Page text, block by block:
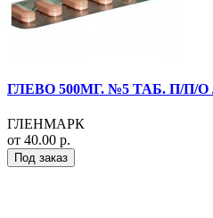
ГЛЕВО 500МГ. №5 ТАБ. П/П/
ГЛЕНМАРК
от 40.00 р.
Под заказ